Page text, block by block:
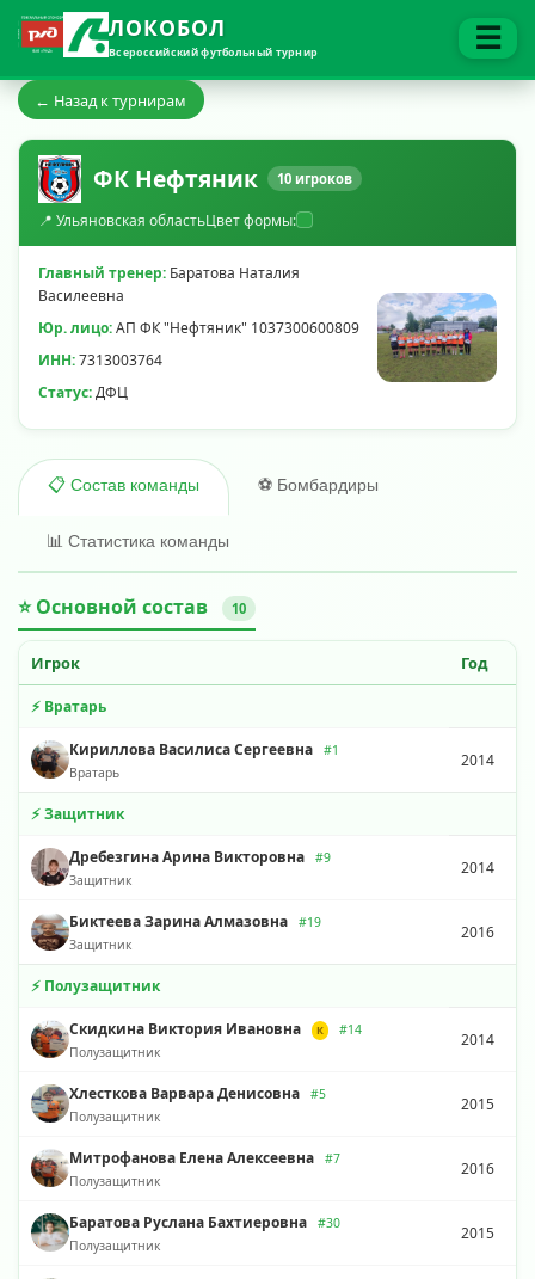
ЛОКОБОЛ
Всероссийский футбольный турнир ☰
← Назад к турнирам
ФК Нефтяник 10 игроков
📍 Ульяновская областьЦвет формы:
Главный тренер: Баратова Наталия
Василеевна
Юр. лицо:АП ФК "Нефтяник" 1037300600809
ИНН:7313003764
Статус:ДФЦ
📋 Состав команды ⚽ Бомбардиры
📊 Статистика команды
⭐ Основной состав 10
Игрок Год
⚡ Вратарь
Кириллова Василиса Сергеевна
#1
Вратарь
2014
⚡ Защитник
Дребезгина Арина Викторовна
#9
Защитник
2014
Биктеева Зарина Алмазовна
#19
Защитник
2016
⚡ Полузащитник
Скидкина Виктория Ивановна К
#14
Полузащитник
2014
Хлесткова Варвара Денисовна
#5
Полузащитник
2015
Митрофанова Елена Алексеевна
#7
Полузащитник
2016
Баратова Руслана Бахтиеровна
#30
Полузащитник
2015